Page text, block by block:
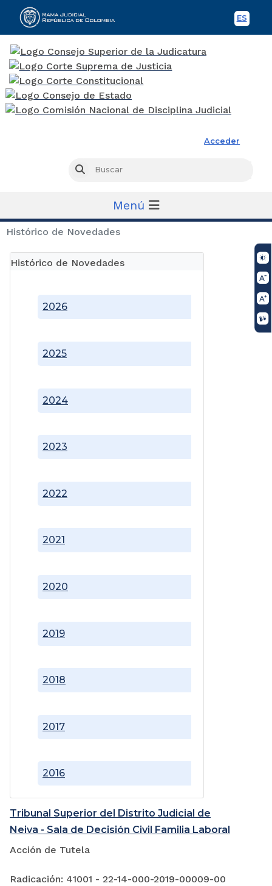
ES
Acceder
Buscar
Menú
Histórico de Novedades
Histórico de Novedades
2016
2017
2018
2019
2020
2021
2022
2023
2024
2025
2026
Tribunal Superior del Distrito Judicial de
Neiva - Sala de Decisión Civil Familia Laboral
Acción de Tutela
Radicación: 41001 - 22-14-000-2019-00009-00